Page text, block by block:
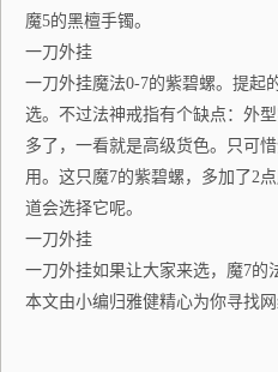
魔5的黑檀手镯。
一刀外挂
一刀外挂魔法0-7的紫碧螺。提起
选。不过法神戒指有个缺点：外
多了，一看就是高级货色。只可
用。这只魔7的紫碧螺，多加了2
道会选择它呢。
一刀外挂
一刀外挂如果让大家来选，魔7的
本文由小编归雅健精心为你寻找